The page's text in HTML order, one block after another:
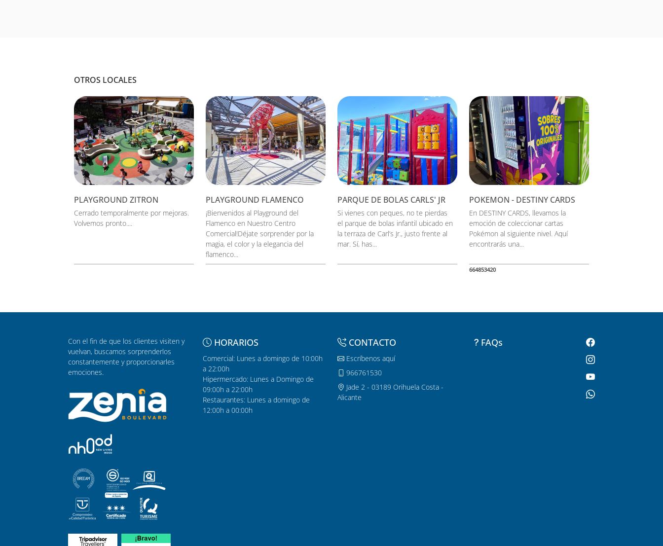
OTROS LOCALES
PLAYGROUND ZITRON
Cerrado temporalmente por mejoras.
Volvemos pronto....
PLAYGROUND FLAMENCO
¡Bienvenidos al Playground del
Flamenco en Nuestro Centro
Comercial!Déjate sorprender por la
magia, el color y la elegancia del
flamenco...
PARQUE DE BOLAS CARLS' JR
Si vienes con peques, no te pierdas
el parque de bolas infantil ubicado en
la terraza de Carl’s Jr., justo frente al
mar. Sí, has...
POKEMON - DESTINY CARDS
En DESTINY CARDS, llevamos la
emoción de coleccionar cartas
Pokémon al siguiente nivel. Aquí
encontrarás una...
664853420
Con el fin de que los clientes visiten y
vuelvan, buscamos sorprenderlos
constantemente y proporcionarles
emociones.
HORARIOS
Comercial: Lunes a domingo de 10:00h
a 22:00h
Hipermercado: Lunes a Domingo de
09:00h a 22:00h
Restaurantes: Lunes a domingo de
12:00h a 00:00h
CONTACTO
Escríbenos aquí
966761530
Jade 2 - 03189 Orihuela Costa -
Alicante
FAQs